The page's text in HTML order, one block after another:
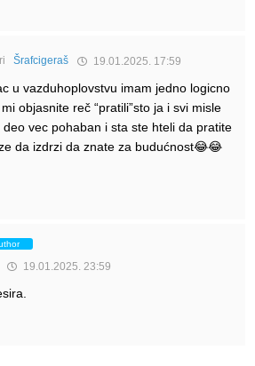
Šrafcigeraš 19.01.2025. 17:59
u vazduhoplovstvu imam jedno logicno
objasnite reč “pratili”sto ja i svi misle
vec pohaban i sta ste hteli da pratite
da izdrzi da znate za budućnost😂😂
19.01.2025. 23:59